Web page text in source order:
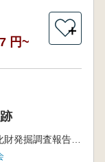
円~
＋
津山市埋蔵文化財発掘調査報告書第65集